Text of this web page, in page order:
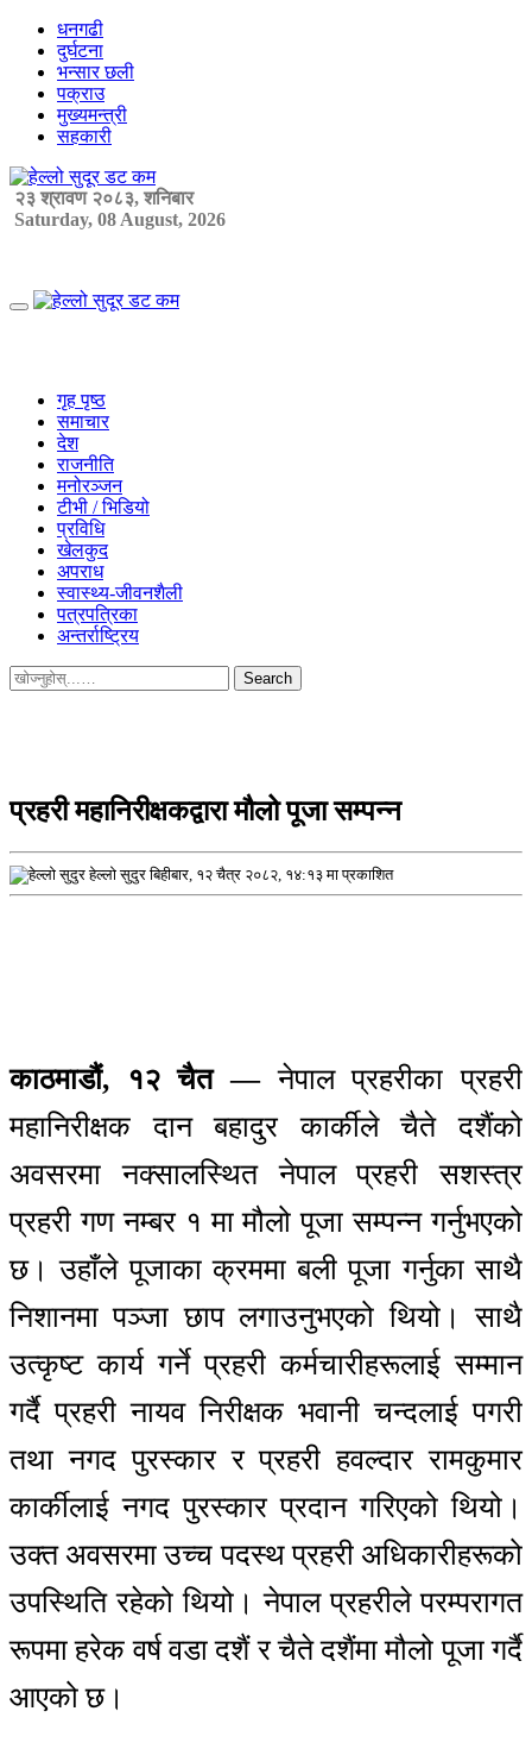
Skip
content
धनगढी
दुर्घटना
भन्सार छली
पक्राउ
मुख्यमन्त्री
सहकारी
२३ श्रावण २०८३, शनिबार
Saturday, 08 August, 2026
Primary
गृह पृष्ठ
समाचार
देश
राजनीति
मनोरञ्जन
टीभी / भिडियो
प्रविधि
खेलकुद
अपराध
स्वास्थ्य-जीवनशैली
पत्रपत्रिका
अन्तर्राष्ट्रिय
Search
for:
प्रहरी महानिरीक्षकद्वारा मौलो पूजा सम्पन्न
हेल्लो सुदुर बिहीबार, १२ चैत्र २०८२, १४:१३ मा प्रकाशित
काठमाडौं, १२ चैत —नेपाल प्रहरीका प्रहरी
महानिरीक्षक दान बहादुर कार्कीले चैते दशैंको
अवसरमा नक्सालस्थित नेपाल प्रहरी सशस्त्र
प्रहरी गण नम्बर १ मा मौलो पूजा सम्पन्न गर्नुभएको
छ। उहाँले पूजाका क्रममा बली पूजा गर्नुका साथै
निशानमा पञ्जा छाप लगाउनुभएको थियो। साथै
उत्कृष्ट कार्य गर्ने प्रहरी कर्मचारीहरूलाई सम्मान
गर्दै प्रहरी नायव निरीक्षक भवानी चन्दलाई पगरी
तथा नगद पुरस्कार र प्रहरी हवल्दार रामकुमार
कार्कीलाई नगद पुरस्कार प्रदान गरिएको थियो।
उक्त अवसरमा उच्च पदस्थ प्रहरी अधिकारीहरूको
उपस्थिति रहेको थियो। नेपाल प्रहरीले परम्परागत
रूपमा हरेक वर्ष वडा दशैं र चैते दशैंमा मौलो पूजा गर्दै
आएको छ।